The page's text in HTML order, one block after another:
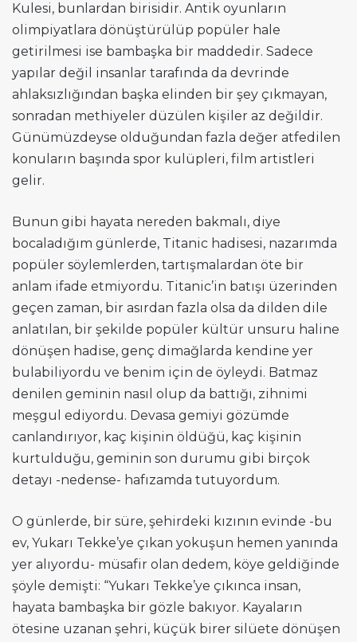
Kulesi, bunlardan birisidir. Antik oyunların
olimpiyatlara dönüştürülüp popüler hale
getirilmesi ise bambaşka bir maddedir. Sadece
yapılar değil insanlar tarafında da devrinde
ahlaksızlığından başka elinden bir şey çıkmayan,
sonradan methiyeler düzülen kişiler az değildir.
Günümüzdeyse olduğundan fazla değer atfedilen
konuların başında spor kulüpleri, film artistleri
gelir.
Bunun gibi hayata nereden bakmalı, diye
bocaladığım günlerde, Titanic hadisesi, nazarımda
popüler söylemlerden, tartışmalardan öte bir
anlam ifade etmiyordu. Titanic’in batışı üzerinden
geçen zaman, bir asırdan fazla olsa da dilden dile
anlatılan, bir şekilde popüler kültür unsuru haline
dönüşen hadise, genç dimağlarda kendine yer
bulabiliyordu ve benim için de öyleydi. Batmaz
denilen geminin nasıl olup da battığı, zihnimi
meşgul ediyordu. Devasa gemiyi gözümde
canlandırıyor, kaç kişinin öldüğü, kaç kişinin
kurtulduğu, geminin son durumu gibi birçok
detayı -nedense- hafızamda tutuyordum.
O günlerde, bir süre, şehirdeki kızının evinde -bu
ev, Yukarı Tekke’ye çıkan yokuşun hemen yanında
yer alıyordu- müsafir olan dedem, köye geldiğinde
şöyle demişti: “Yukarı Tekke’ye çıkınca insan,
hayata bambaşka bir gözle bakıyor. Kayaların
ötesine uzanan şehri, küçük birer silüete dönüşen